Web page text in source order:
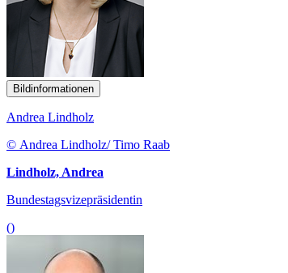
Bildinformationen
Andrea Lindholz
© Andrea Lindholz/ Timo Raab
Lindholz, Andrea
Bundestagsvizepräsidentin
()